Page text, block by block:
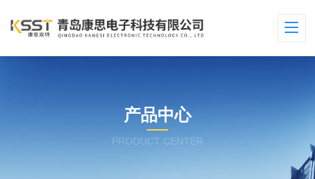
产品中心
PRODUCT CENTER